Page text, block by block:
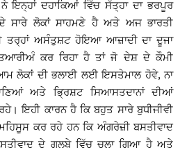
ਨੇ ਇਨ੍ਹਾਂ ਦਹਾਕਿਆਂ ਵਿੱਚ ਸੱਤ੍ਹਾ ਦਾ ਭਰਪੂਰ
ਸਾਰੇ ਲੋਕਾਂ ਸਾਹਮਣੇ ਹੈ ਅਤੇ ਅਜ ਭਾਰਤੀ
ਤਰ੍ਹਾਂ ਅਸੰਤੁਸ਼ਟ ਹੋਇਆ ਆਜ਼ਾਦੀ ਦਾ ਦੂਜਾ
ਕਰ ਰਿਹਾ ਹੈ ਤਾਂ ਜੋ ਦੇਸ਼ ਦੇ ਕੌਮੀ
ਲੋਕਾਂ ਦੀ ਭਲਾਈ ਲਈ ਇਸਤੇਮਾਲ ਹੋਵੇ, ਨਾ
ਅਤੇ ਭ੍ਰਿਸ਼ਟ ਸਿਆਸਤਦਾਨਾਂ ਦੀਆਂ
ਇਹੀ ਕਾਰਨ ਹੈ ਕਿ ਬਹੁਤ ਸਾਰੇ ਬੁਧੀਜੀਵੀ
ਕਰ ਰਹੇ ਹਨ ਕਿ ਅੰਗਰੇਜ਼ੀ ਬਸਤੀਵਾਦ
ਦੇ ਗਲਬੇ ਵਿੱਚ ਚਲਾ ਗਿਆ ਹੈ ਅਤੇ